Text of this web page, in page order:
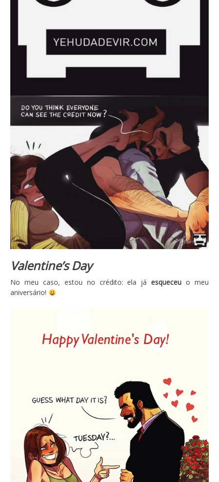
Valentine’s Day
No meu caso, estou no crédito: ela jáesqueceu o meu
aniversário!